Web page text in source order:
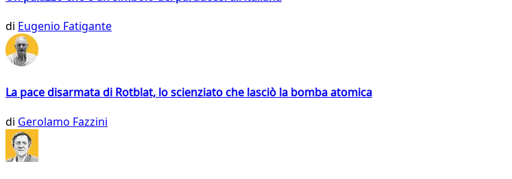
di Eugenio Fatigante
La pace disarmata di Rotblat, lo scienziato che lasciò la bomba atomica
di Gerolamo Fazzini